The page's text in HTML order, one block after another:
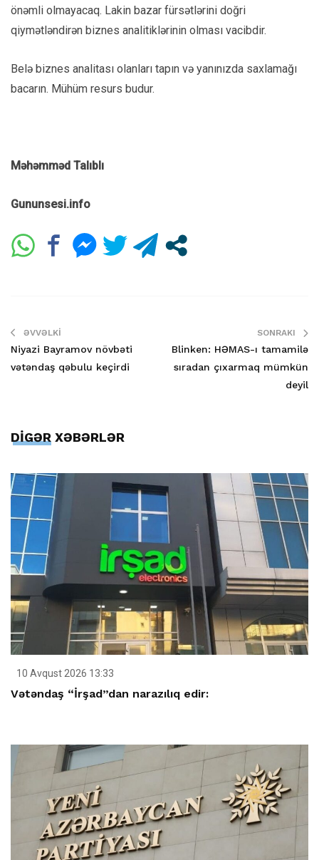
önəmli olmayacaq. Lakin bazar fürsətlərini doğri
qiymətləndirən biznes analitiklərinin olması vacibdir.
Belə biznes analitası olanları tapın və yanınızda saxlamağı
bacarın. Mühüm resurs budur.
Məhəmməd Talıblı
Gununsesi.info
ƏVVƏLKI
Niyazi Bayramov növbəti
vətəndaş qəbulu keçirdi
SONRAKI
Blinken: HƏMAS-ı tamamilə
sıradan çıxarmaq mümkün
deyil
DİGƏR XƏBƏRLƏR
10 Avqust 2026 13:33
Vətəndaş “İrşad”dan narazılıq edir: